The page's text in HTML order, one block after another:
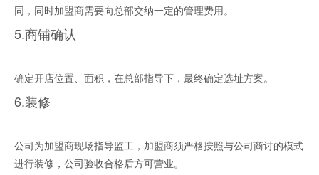
同，同时加盟商需要向总部交纳一定的管理费用。
5.商铺确认
确定开店位置、面积，在总部指导下，最终确定选址方案。
6.装修
公司为加盟商现场指导监工，加盟商须严格按照与公司商讨的模式
进行装修，公司验收合格后方可营业。